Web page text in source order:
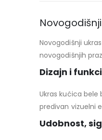
Novogodišnji
novogodišnjih
Dizajn i
Ukras kućica
predivan vizuelni
Udobnost,